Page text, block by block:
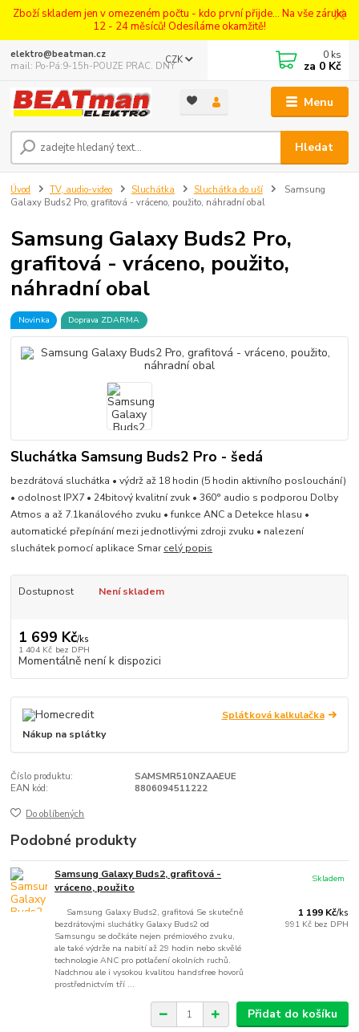
Zboží skladem jen v omezeném počtu - kdo první přijde... Na vše záruka
12 - 24 měsíců! Odesíláme okamžitě!
Menu
CZK
Hledat
elektro@beatman.cz
mail: Po-Pá:9-15h-POUZE PRAC. DNY
0 ks
za 0 Kč
Úvod TV, audio-video Sluchátka Sluchátka do uší
Samsung
Galaxy Buds2 Pro, grafitová - vráceno, použito, náhradní obal
Samsung Galaxy Buds2 Pro,
grafitová - vráceno, použito,
náhradní obal
Novinka Doprava ZDARMA
Sluchátka Samsung Buds2 Pro - šedá
bezdrátová sluchátka • výdrž až 18 hodin (5 hodin aktivního poslouchání)
• odolnost IPX7 • 24bitový kvalitní zvuk • 360° audio s podporou Dolby
Atmos a až 7.1kanálového zvuku • funkce ANC a Detekce hlasu •
automatické přepínání mezi jednotlivými zdroji zvuku • nalezení
sluchátek pomocí aplikace Smarcelý popis
Dostupnost Není skladem
1 699 Kč/ks
1 404 Kč bez DPH
Momentálně není k dispozici
Splátková kalkulačka
Nákup na splátky
Číslo produktu:
SAMSMR510NZAAEUE
EAN kód:
8806094511222
Do oblíbených
Podobné produkty
Samsung Galaxy Buds2, grafitová -
vráceno, použito
Samsung Galaxy Buds2, grafitová Se skutečně
bezdrátovými sluchátky Galaxy Buds2 od
Samsungu se dočkáte nejen prémiového zvuku,
ale také výdrže na nabití až 29 hodin nebo skvělé
technologie ANC pro potlačení okolních ruchů.
Nadchnou ale i vysokou kvalitou handsfree hovorů
prostřednictvím tří ...
1 199 Kč/ks
991 Kč bez DPH
Skladem
Přidat do košíku